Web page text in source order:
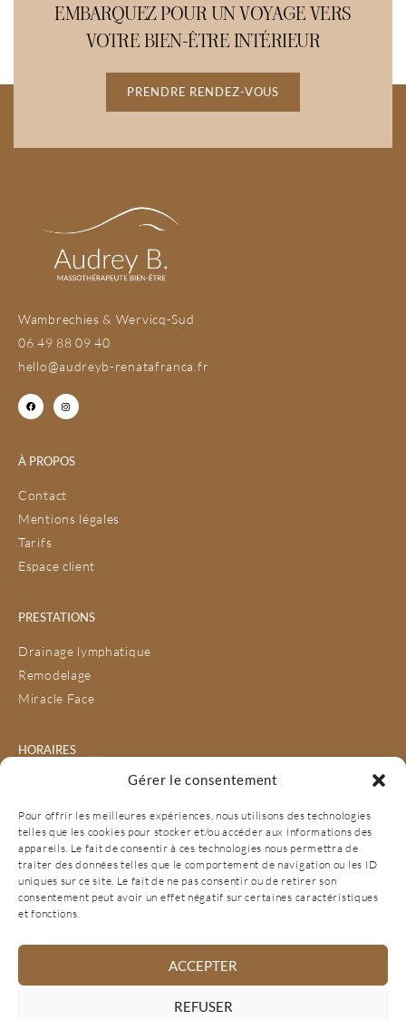
Gérer le consentement
Pour offrir les meilleures expériences, nous utilisons des technologies
telles que les cookies pour stocker et/ou accéder aux informations des
appareils. Le fait de consentir à ces technologies nous permettra de
traiter des données telles que le comportement de navigation ou les ID
uniques sur ce site. Le fait de ne pas consentir ou de retirer son
consentement peut avoir un effet négatif sur certaines caractéristiques
et fonctions.
ACCEPTER
REFUSER
EMBARQUEZ POUR UN VOYAGE VERS
VOTRE BIEN-ÊTRE INTÉRIEUR
PRENDRE RENDEZ-VOUS
Wambrechies & Wervicq-Sud
06 49 88 09 40
hello@audreyb-renatafranca.fr
À PROPOS
Contact
Mentions légales
Tarifs
Espace client
PRESTATIONS
Drainage lymphatique
Remodelage
Miracle Face
HORAIRES
09:00 - 19:00
Mercredi
09:00 - 12:00
Jeudi
09:00 - 19:00
Vendredi
09:00 - 20:30
Samedi
10:00 - 13:00
Dimanche
Fermé
PRENDRE RENDEZ-VOUS